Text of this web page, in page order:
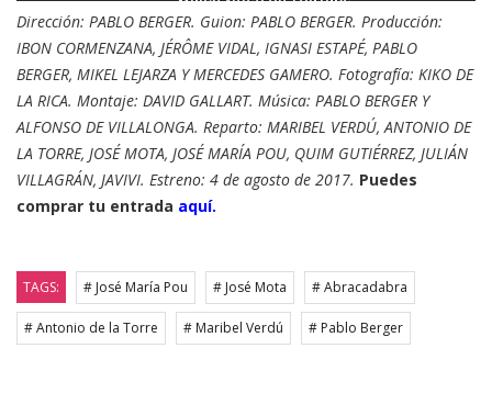
Dirección: PABLO BERGER. Guion: PABLO BERGER. Producción:
IBON CORMENZANA, JÉRÔME VIDAL, IGNASI ESTAPÉ, PABLO
BERGER, MIKEL LEJARZA Y MERCEDES GAMERO. Fotografía: KIKO DE
LA RICA. Montaje: DAVID GALLART. Música: PABLO BERGER Y
ALFONSO DE VILLALONGA. Reparto: MARIBEL VERDÚ, ANTONIO DE
LA TORRE, JOSÉ MOTA, JOSÉ MARÍA POU, QUIM GUTIÉRREZ, JULIÁN
VILLAGRÁN, JAVIVI. Estreno: 4 de agosto de 2017. Puedes
comprar tu entrada aquí.
TAGS: # José María Pou # José Mota # Abracadabra
# Antonio de la Torre # Maribel Verdú # Pablo Berger